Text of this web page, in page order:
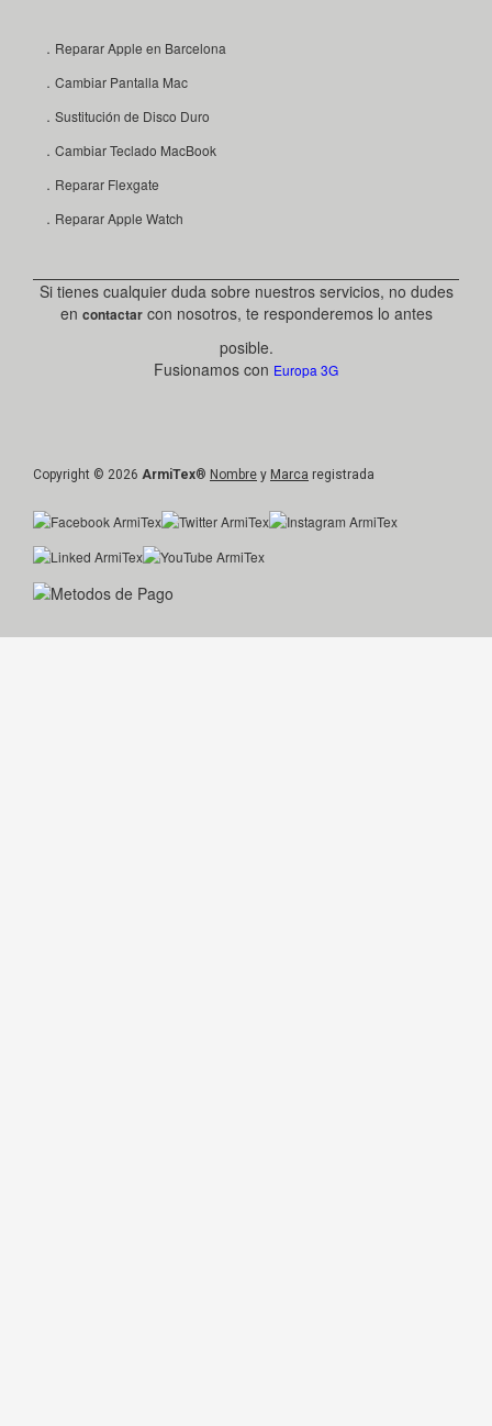
．Reparar Apple en Barcelona
．Cambiar Pantalla Mac
．Sustitución de Disco Duro
．Cambiar Teclado MacBook
．Reparar Flexgate
．Reparar Apple Watch
Si tienes cualquier duda sobre nuestros servicios, no dudes
en contactarcon nosotros, te responderemos lo antes
posible.
Fusionamos con Europa 3G
Copyright © 2026 ArmiTex® Nombre y Marca registrada